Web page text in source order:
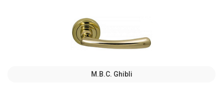
M.B.C. Ghibli